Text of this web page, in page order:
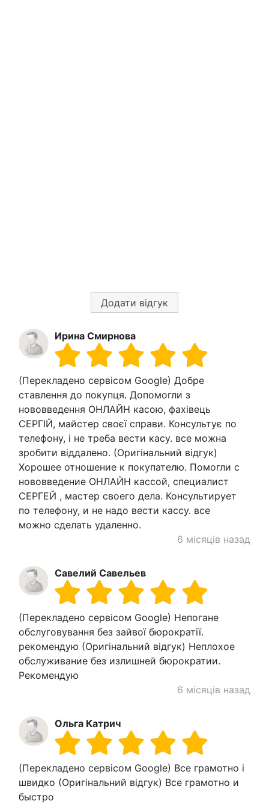
Додати відгук
Ирина Смирнова
(Перекладено сервісом Google) Добре
ставлення до покупця. Допомогли з
нововведення ОНЛАЙН касою, фахівець
СЕРГІЙ, майстер своєї справи. Консультує по
телефону, і не треба вести касу. все можна
зробити віддалено. (Оригінальний відгук)
Хорошее отношение к покупателю. Помогли с
нововведение ОНЛАЙН кассой, специалист
СЕРГЕЙ , мастер своего дела. Консультирует
по телефону, и не надо вести кассу. все
можно сделать удаленно.
6 місяців назад
Савелий Савельев
(Перекладено сервісом Google) Непогане
обслуговування без зайвої бюрократії.
рекомендую (Оригінальний відгук) Неплохое
обслуживание без излишней бюрократии.
Рекомендую
6 місяців назад
Ольга Катрич
(Перекладено сервісом Google) Все грамотно і
швидко (Оригінальний відгук) Все грамотно и
быстро